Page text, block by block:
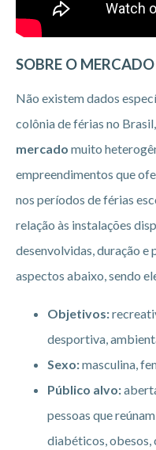
SOBRE O MERCADO
Não existem dados
colônia de férias no
mercado muito
empreendimentos que
nos períodos de férias
relação às instalações
desenvolvidas, duração e
aspectos abaixo, sendo
Objetivos:
desportiva,
Sexo:masculina,
Público alvo:
pessoas que
diabéticos, obesos,